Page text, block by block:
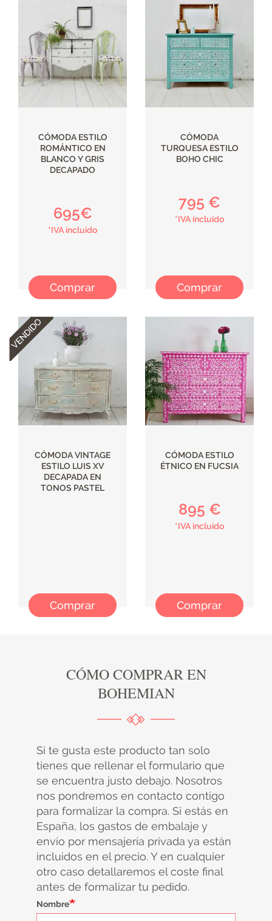
CÓMODA ESTILO
ROMÁNTICO EN
BLANCO Y GRIS
DECAPADO
695€
*IVA incluido
Comprar
CÓMODA
TURQUESA ESTILO
BOHO CHIC
795 €
*IVA incluido
Comprar
CÓMODA VINTAGE
ESTILO LUIS XV
DECAPADA EN
TONOS PASTEL
Comprar
CÓMODA ESTILO
ÉTNICO EN FUCSIA
895 €
*IVA incluido
Comprar
CÓMO COMPRAR EN
BOHEMIAN
Si te gusta este producto tan solo
tienes que rellenar el formulario que
se encuentra justo debajo. Nosotros
nos pondremos en contacto contigo
para formalizar la compra. Si estás en
España, los gastos de embalaje y
envío por mensajería privada ya están
incluidos en el precio. Y en cualquier
otro caso detallaremos el coste final
antes de formalizar tu pedido.
Nombre